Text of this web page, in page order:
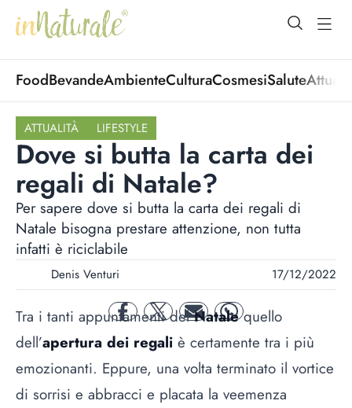
open
FoodBevandeAmbienteCulturaCosmesiSalute
ATTUALITÀ LIFESTYLE
Dove si butta la carta dei
regali di Natale?
Per sapere dove si butta la carta dei regali di
Natale bisogna prestare attenzione, non tutta
infatti è riciclabile
Denis Venturi 17/12/2022
facebooktwitter mail whatsapp
Tra i tanti appuntamenti delNatalequello
dell’apertura dei regali è certamente tra i più
emozionanti. Eppure, una volta terminato il vortice
di sorrisi e abbracci e placata la veemenza